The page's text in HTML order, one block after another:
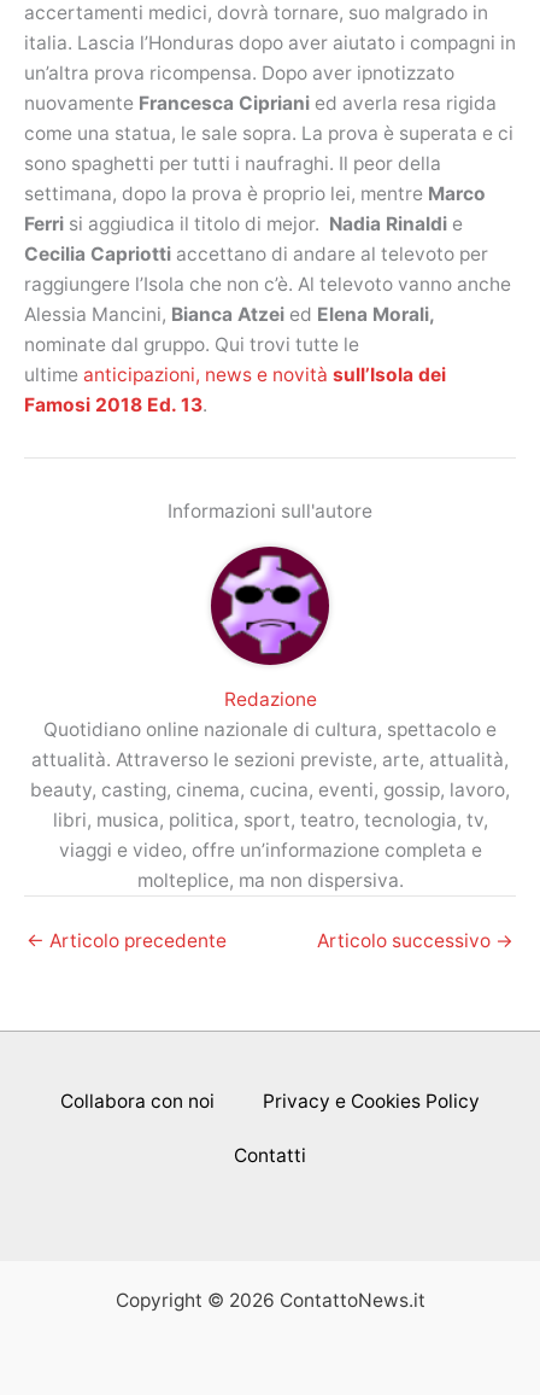
accertamenti medici, dovrà tornare, suo malgrado in
italia. Lascia l’Honduras dopo aver aiutato i compagni in
un’altra prova ricompensa. Dopo aver ipnotizzato
nuovamente Francesca Cipriani ed averla resa rigida
come una statua, le sale sopra. La prova è superata e ci
sono spaghetti per tutti i naufraghi. Il peor della
settimana, dopo la prova è proprio lei, mentre Marco
Ferri si aggiudica il titolo di mejor. Nadia Rinaldi e
Cecilia Capriotti accettano di andare al televoto per
raggiungere l’Isola che non c’è. Al televoto vanno anche
Alessia Mancini, Bianca Atzei ed Elena Morali,
nominate dal gruppo. Qui trovi tutte le
ultime anticipazioni, news e novità sull’Isola dei
Famosi 2018 Ed. 13.
Informazioni sull'autore
Redazione
Quotidiano online nazionale di cultura, spettacolo e
attualità. Attraverso le sezioni previste, arte, attualità,
beauty, casting, cinema, cucina, eventi, gossip, lavoro,
libri, musica, politica, sport, teatro, tecnologia, tv,
viaggi e video, offre un’informazione completa e
molteplice, ma non dispersiva.
← Articolo precedente Articolo successivo →
Collabora con noi Privacy e Cookies Policy
Contatti
Copyright © 2026 ContattoNews.it